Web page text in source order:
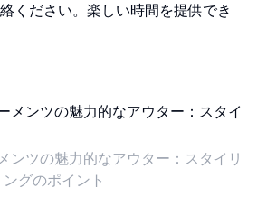
ください。楽しい時間を提供でき
ンツの魅力的なアウター：スタイリ
ングのポイント